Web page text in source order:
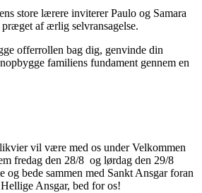
store lærere inviterer Paulo og Samara
af ærlig selvransagelse.
offerrollen bag dig, genvinde din
familiens fundament gennem en
vil være med os under Velkommen
fredag den 28/8 og lørdag den 29/8
og bede sammen med Sankt Ansgar foran
Ansgar, bed for os!